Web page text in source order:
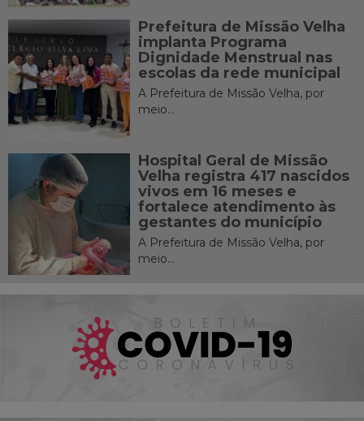
Prefeitura de Missão Velha
implanta Programa
Dignidade Menstrual nas
escolas da rede municipal
A Prefeitura de Missão Velha, por
meio...
Hospital Geral de Missão
Velha registra 417 nascidos
vivos em 16 meses e
fortalece atendimento às
gestantes do município
A Prefeitura de Missão Velha, por
meio...